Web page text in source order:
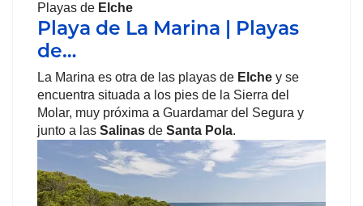
Playas de Elche
Playa de La Marina | Playas
de…
La Marina es otra de las playas de Elche y se
encuentra situada a los pies de la Sierra del
Molar, muy próxima a Guardamar del Segura y
junto a las Salinas de Santa Pola.